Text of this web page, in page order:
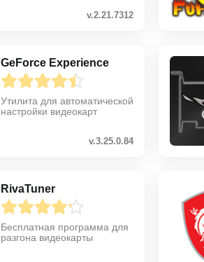
v.2.21.7312
GeForce Experience
Утилита для автоматической
настройки видеокарт
v.3.25.0.84
RivaTuner
Бесплатная программа для
разгона видеокарты